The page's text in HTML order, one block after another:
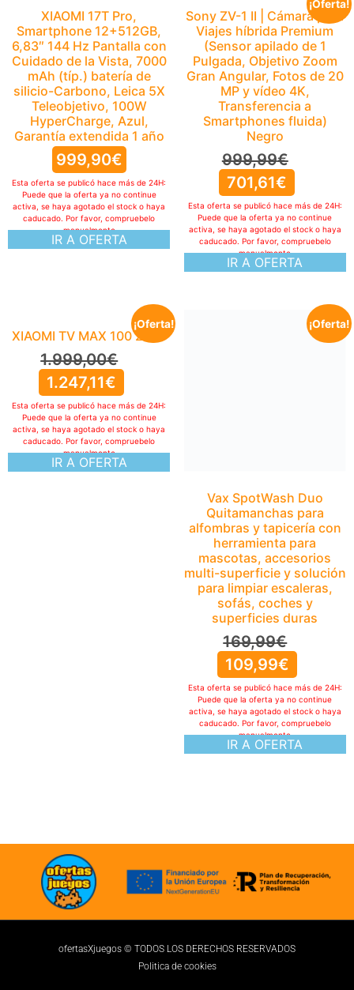
XIAOMI 17T Pro,
Smartphone 12+512GB,
6,83″ 144 Hz Pantalla con
Cuidado de la Vista, 7000
mAh (típ.) batería de
silicio-Carbono, Leica 5X
Teleobjetivo, 100W
HyperCharge, Azul,
Garantía extendida 1 año
999,90€
IR A OFERTA
Esta oferta se publicó hace más de 24H:
Puede que la oferta ya no continue
activa, se haya agotado el stock o haya
caducado. Por favor, compruebelo
manualmente
¡Oferta!
Sony ZV-1 II | Cámara para
Viajes híbrida Premium
(Sensor apilado de 1
Pulgada, Objetivo Zoom
Gran Angular, Fotos de 20
MP y vídeo 4K,
Transferencia a
Smartphones fluida)
Negro
999,99€
701,61€
IR A OFERTA
Esta oferta se publicó hace más de 24H:
Puede que la oferta ya no continue
activa, se haya agotado el stock o haya
caducado. Por favor, compruebelo
manualmente
¡Oferta!
XIAOMI TV MAX 100 2025
1.999,00€
1.247,11€
IR A OFERTA
Esta oferta se publicó hace más de 24H:
Puede que la oferta ya no continue
activa, se haya agotado el stock o haya
caducado. Por favor, compruebelo
manualmente
¡Oferta!
Vax SpotWash Duo
Quitamanchas para
alfombras y tapicería con
herramienta para
mascotas, accesorios
multi-superficie y solución
para limpiar escaleras,
sofás, coches y
superficies duras
169,99€
109,99€
IR A OFERTA
Esta oferta se publicó hace más de 24H:
Puede que la oferta ya no continue
activa, se haya agotado el stock o haya
caducado. Por favor, compruebelo
manualmente
ofertasXjuegos © TODOS LOS DERECHOS RESERVADOS
Politica de cookies